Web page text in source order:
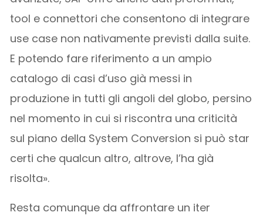
tool e connettori che consentono di integrare
use case non nativamente previsti dalla suite.
E potendo fare riferimento a un ampio
catalogo di casi d’uso già messi in
produzione in tutti gli angoli del globo, persino
nel momento in cui si riscontra una criticità
sul piano della System Conversion si può star
certi che qualcun altro, altrove, l’ha già
risolta».
Resta comunque da affrontare un iter